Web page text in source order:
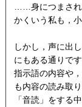
……身につまされ
かくいう私も，
しかし，声に出
にもある通りです
指示語の内容や
も内容の読み取
「音読」をする